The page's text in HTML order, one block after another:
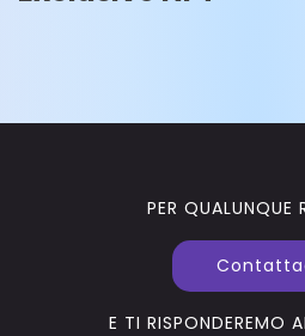
PER QUALUNQUE
E TI RISPONDEREMO